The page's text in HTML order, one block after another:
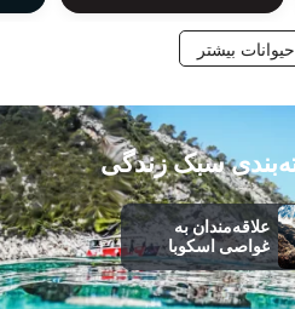
بیشتر
سبک زندگی
علاقه‌مندان به
غواصی اسکوبا